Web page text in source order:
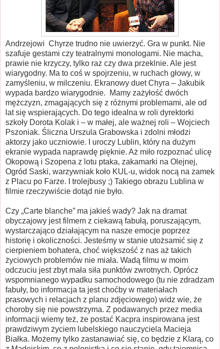
Andrzejowi Chyrze trudno nie uwierzyć. Gra w punkt. Nie
szafuje gestami czy teatralnymi monologami. Nie macha,
prawie nie krzyczy, tylko raz czy dwa przeklnie. Ale jest
wiarygodny. Ma to coś w spojrzeniu, w ruchach głowy, w
zamyśleniu, w milczeniu. Ekranowy duet Chyra – Jakubik
wypada bardzo wiarygodnie.
Mamy zażyłość dwóch
mężczyzn, zmagających się z różnymi problemami, ale od
lat się wspierających. Do tego idealna w roli dyrektorki
szkoły Dorota Kolak i – w małej, ale ważnej roli – Wojciech
Pszoniak. Śliczna Urszula Grabowska i zdolni młodzi
aktorzy jako uczniowie. I uroczy Lublin, który na dużym
ekranie wypada naprawdę pięknie. Aż miło rozpoznać ulicę
Okopową i Szopena z lotu ptaka, zakamarki na Olejnej,
Ogród Saski, warzywniak koło KUL-u, widok nocą na zamek
z Placu po Farze. I trolejbusy ;) Takiego obrazu Lublina w
filmie rzeczywiście dotąd nie było.
Czy „Carte blanche” ma jakieś wady? Jak na dramat
obyczajowy jest filmem z ciekawą fabułą, poruszającym,
wystarczająco działającym na nasze emocje poprzez
historię i okoliczności. Jesteśmy w stanie utożsamić się z
cierpieniem bohatera, choć większość z nas aż takich
życiowych problemów nie miała. Wadą filmu w moim
odczuciu jest zbyt mała siła punktów zwrotnych. Oprócz
wspomnianego wypadku samochodowego (tu nie zdradzam
fabuły, bo informacja ta jest choćby w materiałach
prasowych i relacjach z planu zdjęciowego) widz wie, że
choroby się nie powstrzyma. Z podawanych przez media
informacji wiemy też, że postać Kacpra inspirowana jest
prawdziwym życiem lubelskiego nauczyciela Macieja
Białka. Możemy tylko zastanawiać się, co będzie z Klarą, co